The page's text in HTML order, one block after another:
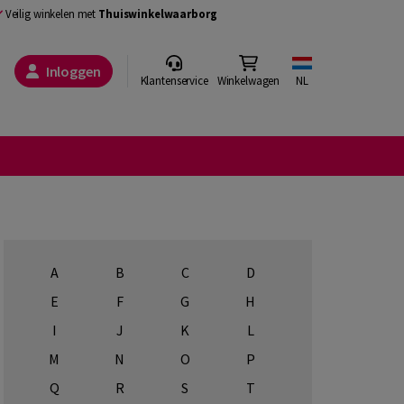
Veilig winkelen met Thuiswinkelwaarborg
Inloggen Klantenservice Winkelwagen NL
A B C
D
E
F G
H
I
J K
L
M
N O
P
Q
R S
T